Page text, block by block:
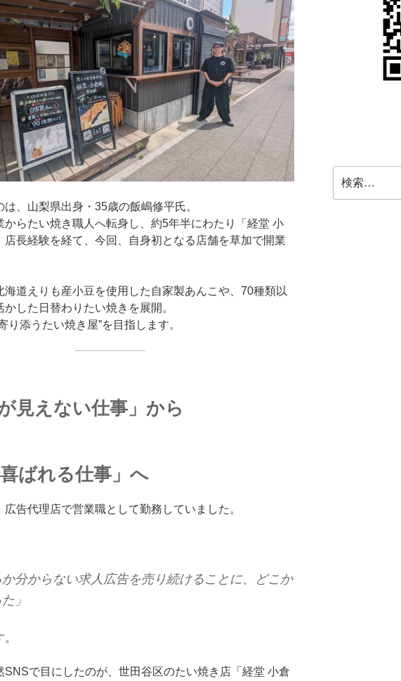
は、山梨県出身・35歳の飯嶋修平氏。
からたい焼き職人へ転身し、約5年半にわたり「経堂 小
店長経験を経て、今回、自身初となる店舗を草加で開業
海道えりも産小豆を使用した自家製あんこや、70種類以
かした日替わりたい焼きを展開。
り添うたい焼き屋”を目指します。
見えない仕事」から
喜ばれる仕事」へ
告代理店で営業職として勤務していました。
か分からない求人広告を売り続けることに、どこか
」
SNSで目にしたのが、世田谷区のたい焼き店「経堂 小倉